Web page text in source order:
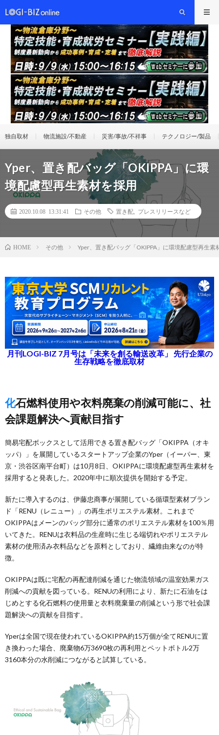
独自取材 物流施設/不動産 災害/事故/不祥事 テクノロジー/製品
Yper、置き配バッグ「OKIPPA」に環
境配慮型再生素材を採用
2020.10.08 13:31:41 その他 置き配 プレスリリースなど
HOME その他 Yper、置き配バッグ「OKIPPA」に環境配慮型再生素
月刊LOGI-BIZ 7月号は「未来を創る輸送改革」 先行企業の
生存戦略を徹底取材
化石燃料使用や衣料廃棄の削減可能に、社
会課題解決へ貢献目指す
簡易宅配ボックスとして活用できる置き配バッグ「OKIPPA（オキ
ッパ）」を展開しているスタートアップ企業のYper（イーパー、東
京・渋谷区南平台町）は10月8日、OKIPPAに環境配慮型再生素材を
採用すると発表した。2020年中に順次提供を開始する予定。
新たに導入するのは、伊藤忠商事が展開している循環型素材ブラン
ド「RENU（レニュー）」の再生ポリエステル素材。これまで
OKIPPAはメーンのバッグ部分に通常のポリエステル素材を100％用
いてきた。RENUは衣料品の生産時に生じる端切れやポリエステル
素材の使用済み衣料品などを原料としており、繊維由来なのが特
徴。
OKIPPAは既に宅配の再配達削減を通じた物流領域の温室効果ガス
削減への貢献を図っている。RENUの利用により、新たに石油をは
じめとする化石燃料の使用量と衣料廃棄量の削減という形で社会課
題解決への貢献を目指す。
Yperは全国で現在使われているOKIPPA約15万個が全てRENUに置
き換わった場合、廃棄物6万3690枚の再利用とペットボトル2万
3160本分の水削減につながると試算している。